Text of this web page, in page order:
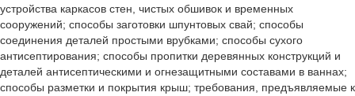
устройства каркасов стен, чистых обшивок и временных
сооружений; способы заготовки шпунтовых свай; способы
соединения деталей простыми врубками; способы сухого
антисептирования; способы пропитки деревянных конструкций и
деталей антисептическими и огнезащитными составами в ваннах;
способы разметки и покрытия крыш; требования, предъявляемые к